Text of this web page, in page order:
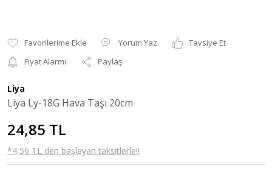
Yorum Yaz
Tavsiye Et
Fiyat Alarmı
Paylaş
Liya
Liya Ly-18G Hava Taşı 20cm
24,85 TL
*4,56 TL den başlayan taksitlerle!!